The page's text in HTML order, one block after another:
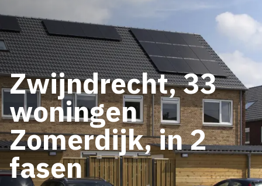
Zwijndrecht, 33
woningen
Zomerdijk, in 2
fasen